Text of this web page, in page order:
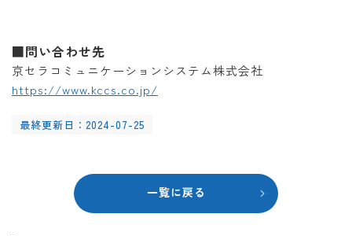
■問い合わせ先
京セラコミュニケーションシステム株式会社
https://www.kccs.co.jp/
最終更新日：2024-07-25
一覧に戻る